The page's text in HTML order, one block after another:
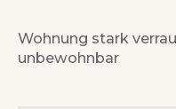
Wohnung stark
unbewohnbar